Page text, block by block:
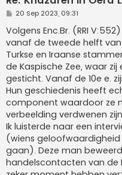
P
s
t
20 Sep 2023, 09:31
Volgens Enc.Br. (RRI
vanaf de tweede helft
Turkse en Iraanse
de Kaspische Zee, waar
gesticht. Vanaf de 10e e.
Hun geschiedenis heeft
component waardoor ze
verbeelding verdwenen
Ik luisterde naar een
(wiens
gaan). Deze man
handelscontacten van de